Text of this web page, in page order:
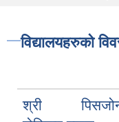
विद्यालयहरुको
श्री